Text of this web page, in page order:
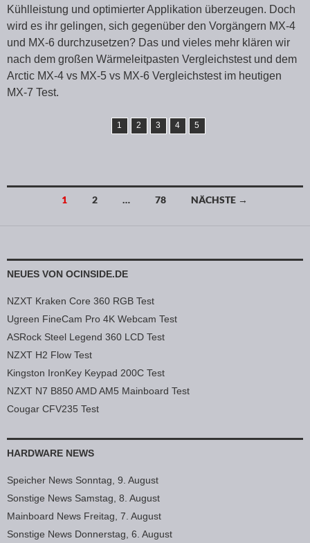
Kühlleistung und optimierter Applikation überzeugen. Doch
wird es ihr gelingen, sich gegenüber den Vorgängern MX-4
und MX-6 durchzusetzen? Das und vieles mehr klären wir
nach dem großen Wärmeleitpasten Vergleichstest und dem
Arctic MX-4 vs MX-5 vs MX-6 Vergleichstest im heutigen
MX-7 Test.
1 2 3 4 5
1 2 … 78 NÄCHSTE →
NEUES VON OCINSIDE.DE
NZXT Kraken Core 360 RGB Test
Ugreen FineCam Pro 4K Webcam Test
ASRock Steel Legend 360 LCD Test
NZXT H2 Flow Test
Kingston IronKey Keypad 200C Test
NZXT N7 B850 AMD AM5 Mainboard Test
Cougar CFV235 Test
HARDWARE NEWS
Speicher News Sonntag, 9. August
Sonstige News Samstag, 8. August
Mainboard News Freitag, 7. August
Sonstige News Donnerstag, 6. August